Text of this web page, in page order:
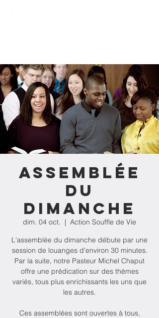
Assemblée
du
dimanche
dim. 04 oct.
  |
Action Souffle de Vie
L'assemblée du dimanche débute par une
session de louanges d'environ 30 minutes.
Par la suite, notre Pasteur Michel Chaput
offre une prédication sur des thèmes
variés, tous plus enrichissants les uns que
les autres.
Ces assemblées sont ouvertes à tous,